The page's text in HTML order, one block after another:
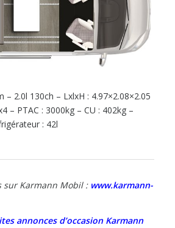
– 2.0l 130ch – LxlxH : 4.97×2.08×2.05
– PTAC : 3000kg – CU : 402kg –
: 42l
sur Karmann Mobil : www.karmann-
annonces d’occasion Karmann